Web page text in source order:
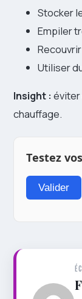
Stocker
Empiler
Utiliser
Insight : éviter
chauffage.
Testez
Valider